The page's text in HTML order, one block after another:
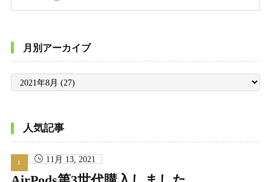
月別アーカイブ
月
ア
ブ
人気記事
11月 13, 2021